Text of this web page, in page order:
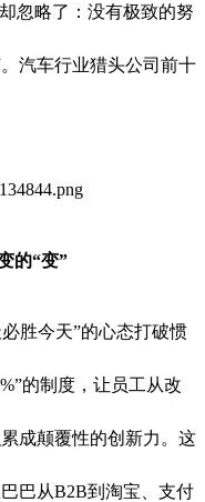
忽略了：没有极致的努
汽车行业猎头公司前十
的“变”
胜今天”的心态打破惯
的制度，让员工从改
成颠覆性的创新力。这
巴从B2B到淘宝、支付